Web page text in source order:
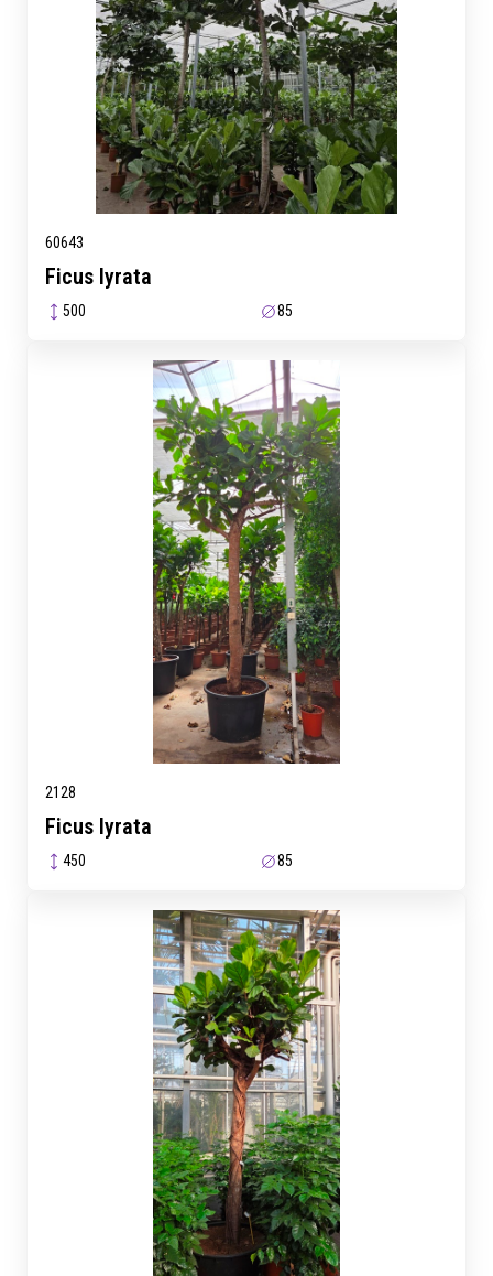
60643
Ficus lyrata
500 85
2128
Ficus lyrata
450 85